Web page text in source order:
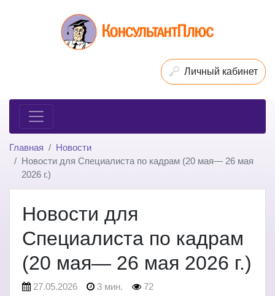
Личный кабинет
Главная
Новости
Новости для Специалиста по кадрам (20 мая— 26 мая
2026 г.)
Новости для
Специалиста по кадрам
(20 мая— 26 мая 2026 г.)
27.05.2026 3 мин. 72